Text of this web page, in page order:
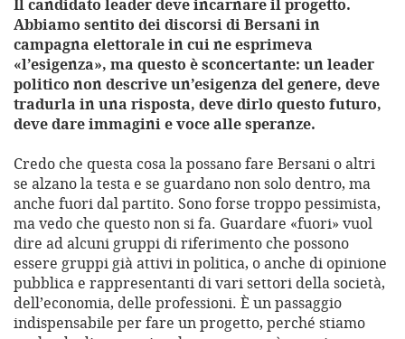
Il candidato leader deve incarnare il progetto.
Abbiamo sentito dei discorsi di Bersani in
campagna elettorale in cui ne esprimeva
«l’esigenza», ma questo è sconcertante: un leader
politico non descrive un’esigenza del genere, deve
tradurla in una risposta, deve dirlo questo futuro,
deve dare immagini e voce alle speranze.
Credo che questa cosa la possano fare Bersani o altri
se alzano la testa e se guardano non solo dentro, ma
anche fuori dal partito. Sono forse troppo pessimista,
ma vedo che questo non si fa. Guardare «fuori» vuol
dire ad alcuni gruppi di riferimento che possono
essere gruppi già attivi in politica, o anche di opinione
pubblica e rappresentanti di vari settori della società,
dell’economia, delle professioni. È un passaggio
indispensabile per fare un progetto, perché stiamo